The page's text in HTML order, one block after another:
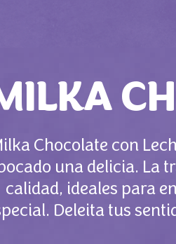
Chocolate con
una delicia. La
calidad, ideales para
Deleita tus